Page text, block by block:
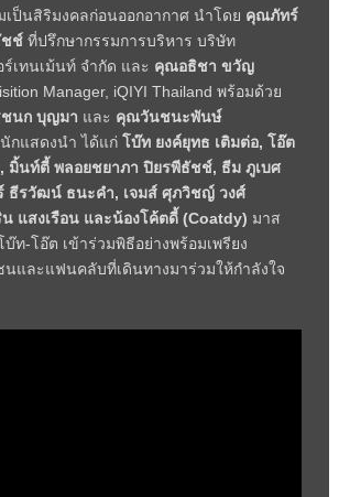
เป็นสิริมงคลก่อนออกอากาศ นำโดย คุณภัทร์
ชช์ที่ปรึกษากรรมการบริหาร บริษัท
ร์เทนเม้นท์ จำกัด และ คุณอธิชา ขวัญ
Manager, iQIYI Thailand พร้อมด้วย
นก บุญมา และ คุณวันชนะพันษ์
กแสดงนำ ได้แก่ โบ๊ท ยงค์ยุทธ เติมต่อ, โอ๊ต
, มิ้นท์ตี้ พลอยชยาภา ปิยรพีธัชช์, ธีม ภูเบศ
ธีรวัฒน์ ธนะคำ, เจมส์ ศุภวิชญ์ วงศ์
แสงเรือน และน้องโค้ตดี้ (Coatdy) มาส
ท-โอ๊ต เข้าร่วมพิธีอย่างพร้อมเพรียง
และแฟนคลับที่เดินทางมาร่วมให้กำลังใจ